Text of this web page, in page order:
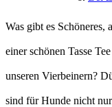
Was gibt es
einer schönen Tasse
unseren Vierbeinern?
sind für Hunde nicht